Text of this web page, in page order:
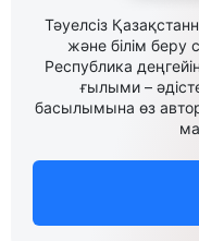
Тәуелсіз
және білім беру
Республика
ғылыми –
басылымына өз